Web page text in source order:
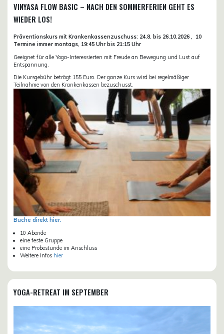
VINYASA FLOW BASIC – NACH DEN SOMMERFERIEN GEHT ES
WIEDER LOS!
Präventionskurs mit Krankenkassenzuschuss: 24.8. bis 26.10.2026 , 10
Termine immer montags, 19:45 Uhr bis 21:15 Uhr
Geeignet für alle Yoga-Interessierten mit Freude an Bewegung und Lust auf
Entspannung.
Die Kursgebühr beträgt 155 Euro. Der ganze Kurs wird bei regelmäßiger
Teilnahme von den Krankenkassen bezuschusst.
Buche direkt hier.
10 Abende
eine feste Gruppe
eine Probestunde im Anschluss
Weitere Infos hier
YOGA-RETREAT IM SEPTEMBER